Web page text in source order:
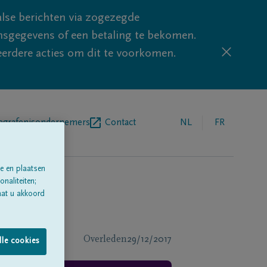
berichten via zogezegde
of een betaling te bekomen.
acties om dit te voorkomen.
Contact NL FR
Overleden29/12/2017
en plaatsen
u akkoord
cookies